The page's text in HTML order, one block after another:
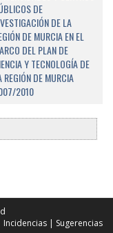
DE
DE LA
DE MURCIA EN EL
DEL PLAN DE
Y TECNOLOGÍA DE
REGIÓN DE MURCIA
2010
Incidencias | Sugerencias